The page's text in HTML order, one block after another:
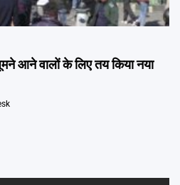
आने वालों के लिए तय किया नया